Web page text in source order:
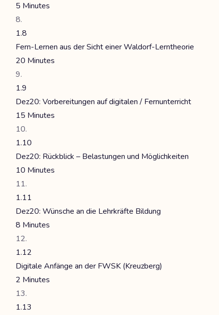
5 Minutes
1.8
Fern-Lernen aus der Sicht einer Waldorf-Lerntheorie
20 Minutes
1.9
Dez20: Vorbereitungen auf digitalen / Fernunterricht
15 Minutes
1.10
Dez20: Rückblick – Belastungen und Möglichkeiten
10 Minutes
1.11
Dez20: Wünsche an die Lehrkräfte Bildung
8 Minutes
1.12
Digitale Anfänge an der FWSK (Kreuzberg)
2 Minutes
1.13